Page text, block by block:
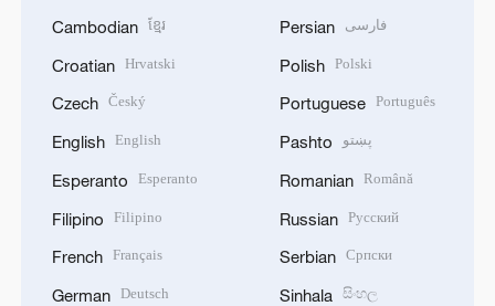
Cambodian ខ្មែរ
Croatian Hrvatski
Czech Český
English English
Esperanto Esperanto
Filipino Filipino
French Français
German Deutsch
Persian فارسی
Polish Polski
Portuguese Português
Pashto پښتو
Romanian Română
Russian Русский
Serbian Српски
Sinhala සිංහල